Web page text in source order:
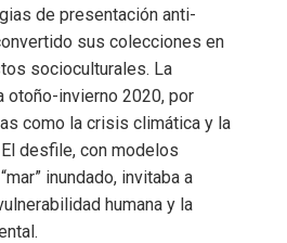
de presentación anti-
sus colecciones en
socioculturales. La
otoño-invierno 2020, por
como la crisis climática y la
desfile, con modelos
inundado, invitaba a
humana y la